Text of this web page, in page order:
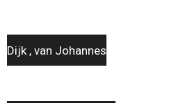
Dijk , van Johannes